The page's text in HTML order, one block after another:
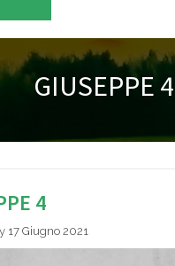
GIUSEPPE 4
4
17 Giugno 2021